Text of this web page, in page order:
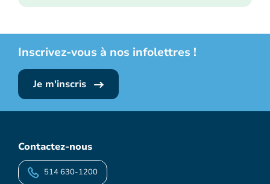
Inscrivez-vous à nos infolettres !
Je m'inscris
Contactez-nous
514 630-1200